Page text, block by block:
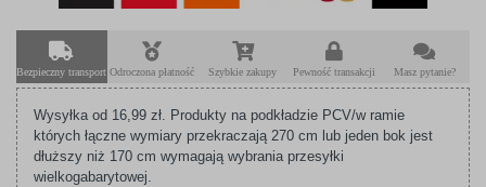
Bezpieczny transport Odroczona płatność Szybkie zakupy Pewność transakcji Masz pytanie?
Wysyłka od 16,99 zł. Produkty na podkładzie PCV/w ramie
których łączne wymiary przekraczają 270 cm lub jeden bok jest
dłuższy niż 170 cm wymagają wybrania przesyłki
wielkogabarytowej.